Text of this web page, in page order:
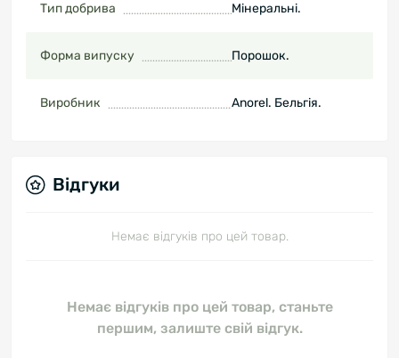
Тип добрива Мінеральні.
Форма випуску Порошок.
Виробник Anorel. Бельгія.
Відгуки
Немає відгуків про цей товар.
Немає відгуків про цей товар, станьте
першим, залиште свій відгук.